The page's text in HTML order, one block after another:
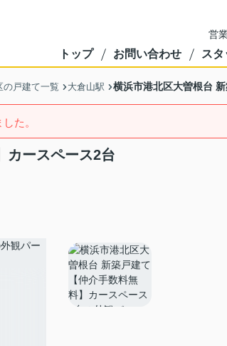
営
トップ お問い合わせ ス
の戸建て一覧 大倉山駅 横浜市港北区大曽根台
た。
カースペース2台